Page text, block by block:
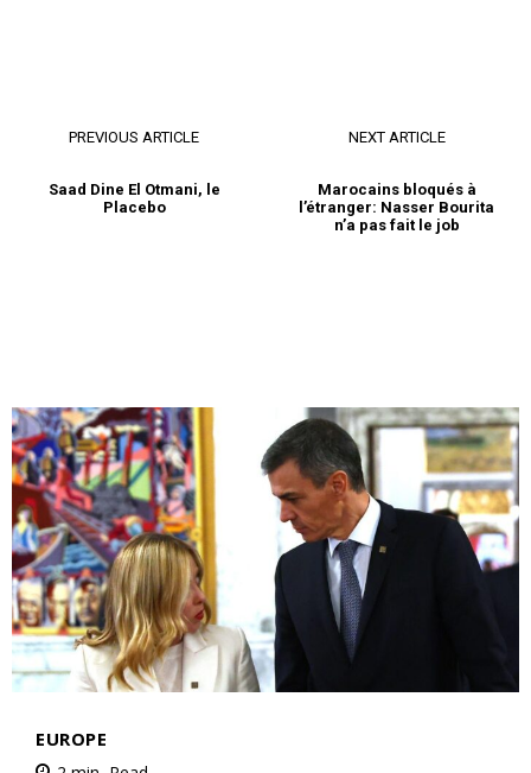
PREVIOUS ARTICLE
Saad Dine El Otmani, le
Placebo
NEXT ARTICLE
Marocains bloqués à
l’étranger: Nasser Bourita
n’a pas fait le job